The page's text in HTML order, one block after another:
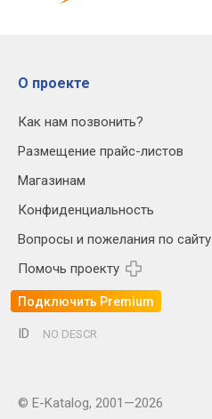
О проекте
Как нам позвонить?
Размещение прайс-листов
Магазинам
Конфиденциальность
Вопросы и пожелания по сайту
Помочь проекту
Подключить Premium
ID NO DESCR
© E-Katalog, 2001—2026